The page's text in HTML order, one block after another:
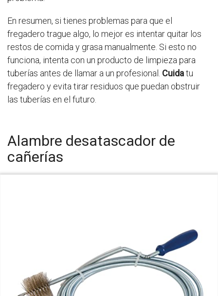
En resumen, si tienes problemas para que el
fregadero trague algo, lo mejor es intentar quitar los
restos de comida y grasa manualmente. Si esto no
funciona, intenta con un producto de limpieza para
tuberías antes de llamar a un profesional. Cuidatu
fregadero y evita tirar residuos que puedan obstruir
las tuberías en el futuro.
Alambre desatascador de
cañerías